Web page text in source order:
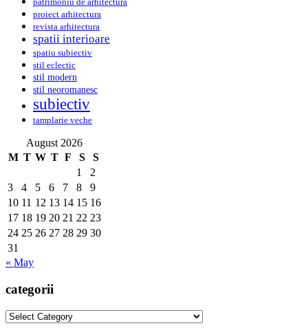
patrimoniu de arhitectura
proiect arhitectura
revista arhitectura
spatii interioare
spatiu subiectiv
stil eclectic
stil modern
stil neoromanesc
subiectiv
tamplarie veche
August 2026
M T W T F S
S
1
2
3
4 5 6 7 8
9
10 11 12 13 14 15 16
17 18 19 20 21 22 23
24 25 26 27 28 29 30
31
« May
categorii
categorii